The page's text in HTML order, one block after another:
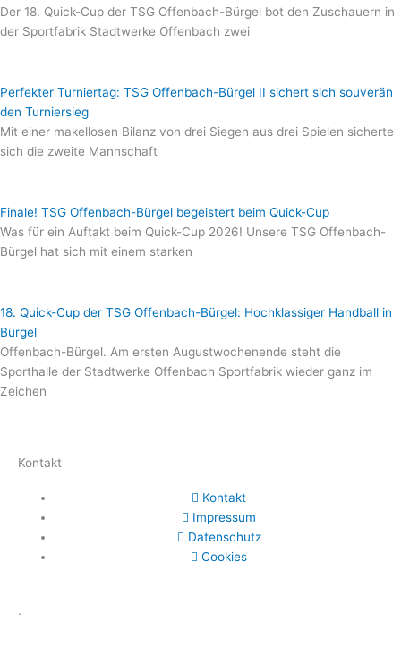
Der 18. Quick-Cup der TSG Offenbach-Bürgel bot den Zuschauern in
der Sportfabrik Stadtwerke Offenbach zwei
Perfekter Turniertag: TSG Offenbach-Bürgel II sichert sich souverän
den Turniersieg
Mit einer makellosen Bilanz von drei Siegen aus drei Spielen sicherte
sich die zweite Mannschaft
Finale! TSG Offenbach-Bürgel begeistert beim Quick-Cup
Was für ein Auftakt beim Quick-Cup 2026! Unsere TSG Offenbach-
Bürgel hat sich mit einem starken
18. Quick-Cup der TSG Offenbach-Bürgel: Hochklassiger Handball in
Bürgel
Offenbach-Bürgel. Am ersten Augustwochenende steht die
Sporthalle der Stadtwerke Offenbach Sportfabrik wieder ganz im
Zeichen
Kontakt
Kontakt
Impressum
Datenschutz
Cookies
.